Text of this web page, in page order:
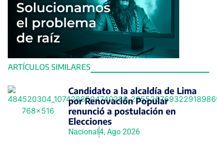
ARTÍCULOS SIMILARES
Candidato a la alcaldía de Lima
por Renovación Popular
renunció a postulación en
Elecciones
Nacional4, Ago 2026